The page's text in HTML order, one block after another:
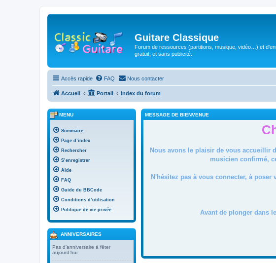
Guitare Classique
Forum de ressources (partitions, musique, vidéo…) et
gratuit, et sans publicité.
Accès rapide FAQ Nous contacter
Accueil Portail Index du forum
MESSAGE DE BIENVENUE
Nous avons le plaisir de vous accueillir
musicien confirmé,
N'hésitez pas à vous connecter, à
Avant de plonger dans
MENU
Sommaire
Page d’index
Rechercher
S’enregistrer
Aide
FAQ
Guide du BBCode
Conditions d’utilisation
Politique de vie privée
ANNIVERSAIRES
Pas d’anniversaire à fêter
aujourd’hui